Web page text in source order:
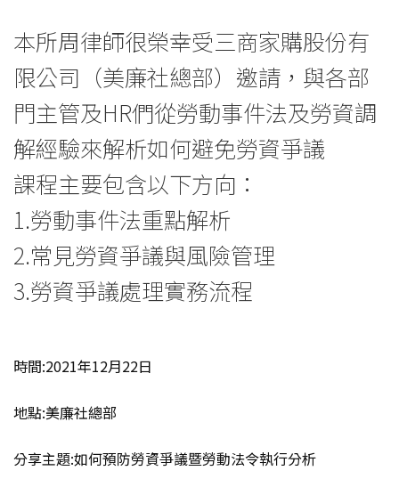
本所周律師很榮幸受三商家購股份有
限公司（美廉社總部）邀請，與各部
門主管及HR們從勞動事件法及勞資調
解經驗來解析如何避免勞資爭議
課程主要包含以下方向：
1.勞動事件法重點解析
2.常見勞資爭議與風險管理
3.勞資爭議處理實務流程
時間:2021年12月22日
地點:美廉社總部
分享主題:如何預防勞資爭議暨勞動法令執行分析